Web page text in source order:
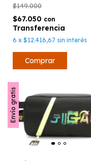
$149.000
$67.050 con
6 x $12.416,67 sin interés
Comprar
Envío gratis